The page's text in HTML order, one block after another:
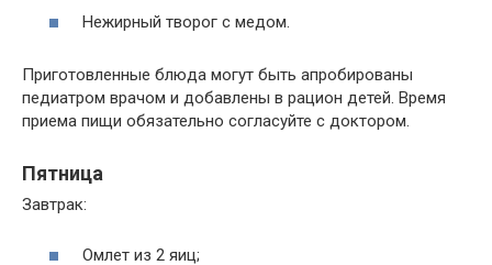
Нежирный творог с медом.
Приготовленные блюда могут быть апробированы
педиатром врачом и добавлены в рацион детей. Время
приема пищи обязательно согласуйте с доктором.
Пятница
Завтрак:
Омлет из 2 яиц;